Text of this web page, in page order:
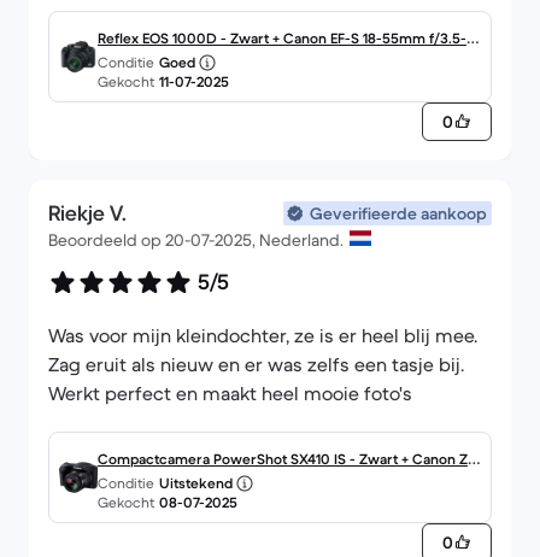
Reflex EOS 1000D - Zwart + Canon EF-S 18-55mm f/3.5-5.
6 II f/3.5-5.6
Conditie Goed
Gekocht 11-07-2025
0
Riekje V.
Geverifieerde aankoop
Beoordeeld op 20-07-2025, Nederland.
5/5
Was voor mijn kleindochter, ze is er heel blij mee.
Zag eruit als nieuw en er was zelfs een tasje bij.
Werkt perfect en maakt heel mooie foto's
Compactcamera PowerShot SX410 IS - Zwart + Canon Zo
om Lens 40X IS 24–960mm f/3.5–5.6 f/3.5–5.6
Conditie Uitstekend
Gekocht 08-07-2025
0